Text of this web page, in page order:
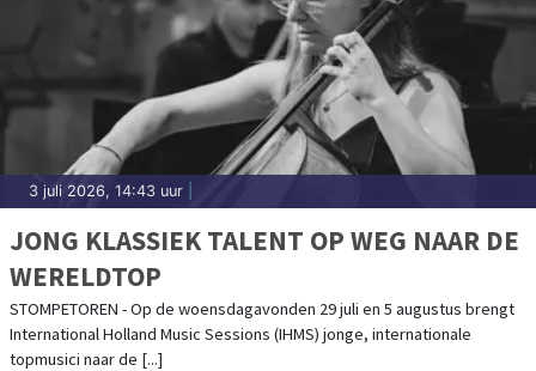
3 juli 2026, 14:43 uur
JONG KLASSIEK TALENT OP WEG NAAR DE
WERELDTOP
STOMPETOREN - Op de woensdagavonden 29 juli en 5 augustus brengt
International Holland Music Sessions (IHMS) jonge, internationale
topmusici naar de [...]